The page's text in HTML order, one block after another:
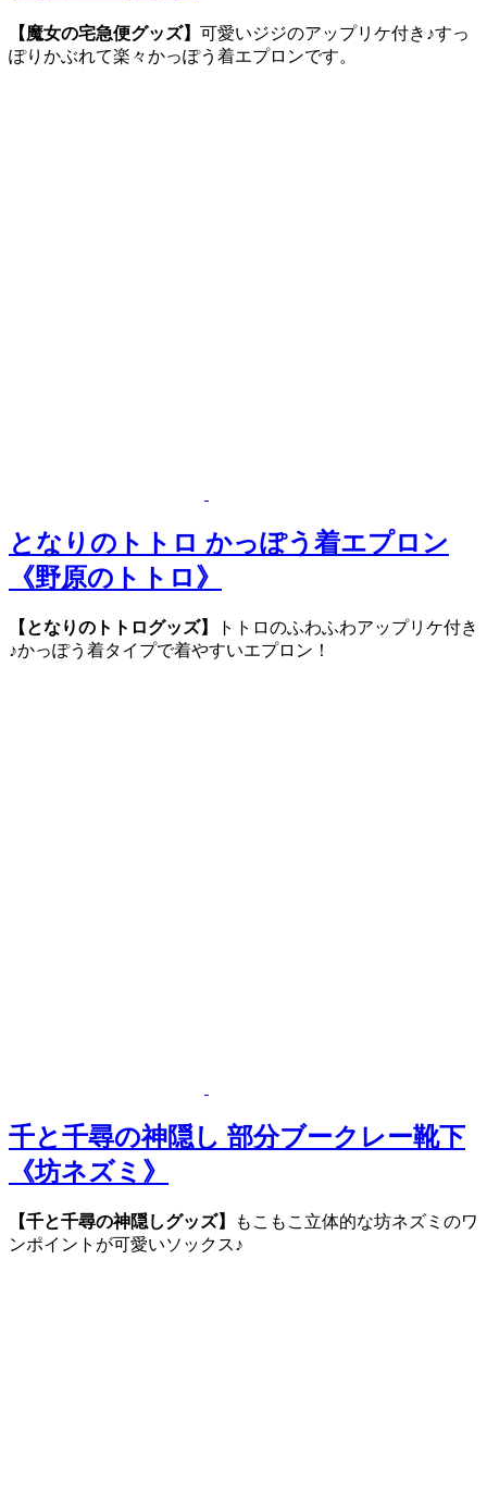
【魔女の宅急便グッズ】 可愛いジジのアップリケ付き♪すっ
ぽりかぶれて楽々かっぽう着エプロンです。
となりのトトロ かっぽう着エプロン
《野原のトトロ》
【となりのトトログッズ】
トトロのふわふわアップリケ付き
♪かっぽう着タイプで着やすいエプロン！
千と千尋の神隠し 部分ブークレー靴下
《坊ネズミ》
【千と千尋の神隠しグッズ】
もこもこ立体的な坊ネズミのワ
ンポイントが可愛いソックス♪